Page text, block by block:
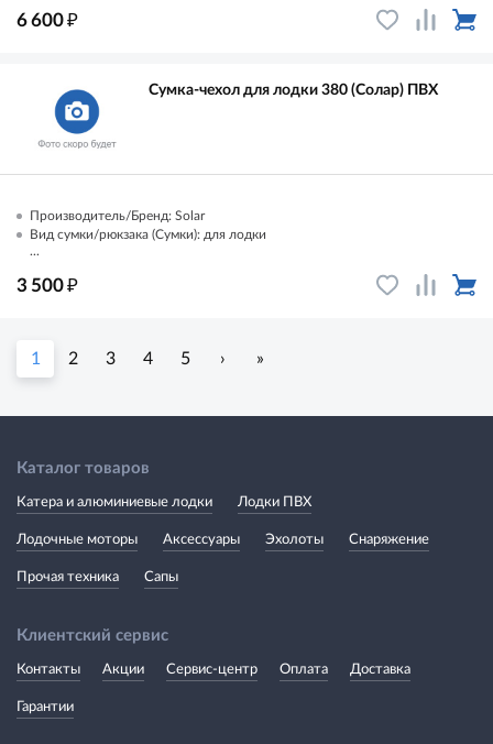
6 600₽
Сумка-чехол для лодки 380 (Солар) ПВХ
Производитель/Бренд: Solar
Вид сумки/рюкзака (Сумки): для лодки
...
3 500₽
1 2 3 4 5 › »
Каталог товаров
Катера и алюминиевые лодки Лодки ПВХ
Лодочные моторы Аксессуары Эхолоты Снаряжение
Прочая техника Сапы
Клиентский сервис
Контакты Акции Сервис-центр Оплата Доставка
Гарантии